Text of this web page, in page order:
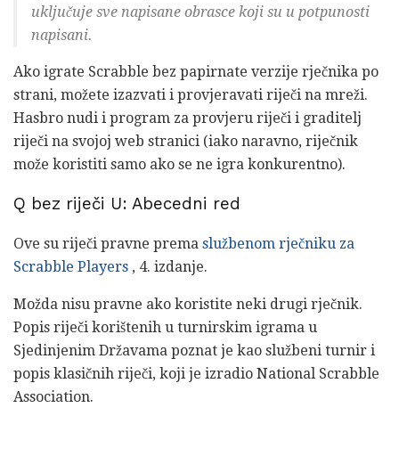
uključuje sve napisane obrasce koji su u potpunosti
napisani.
Ako igrate Scrabble bez papirnate verzije rječnika po
strani, možete izazvati i provjeravati riječi na mreži.
Hasbro nudi i program za provjeru riječi i graditelj
riječi na svojoj web stranici (iako naravno, riječnik
može koristiti samo ako se ne igra konkurentno).
Q bez riječi U: Abecedni red
Ove su riječi pravne prema službenom rječniku za
Scrabble Players , 4. izdanje.
Možda nisu pravne ako koristite neki drugi rječnik.
Popis riječi korištenih u turnirskim igrama u
Sjedinjenim Državama poznat je kao službeni turnir i
popis klasičnih riječi, koji je izradio National Scrabble
Association.